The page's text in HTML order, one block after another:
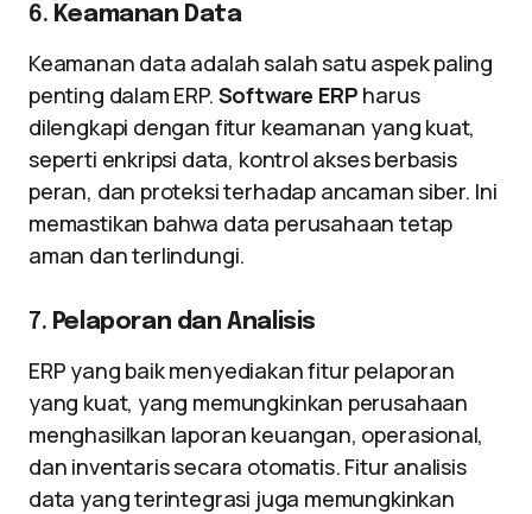
6. Keamanan Data
Keamanan data adalah salah satu aspek paling
penting dalam ERP. Software ERP harus
dilengkapi dengan fitur keamanan yang kuat,
seperti enkripsi data, kontrol akses berbasis
peran, dan proteksi terhadap ancaman siber. Ini
memastikan bahwa data perusahaan tetap
aman dan terlindungi.
7. Pelaporan dan Analisis
ERP yang baik menyediakan fitur pelaporan
yang kuat, yang memungkinkan perusahaan
menghasilkan laporan keuangan, operasional,
dan inventaris secara otomatis. Fitur analisis
data yang terintegrasi juga memungkinkan